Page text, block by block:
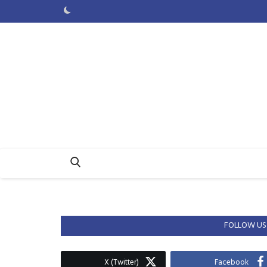
FOLLOW US
Facebook
X (Twitter)